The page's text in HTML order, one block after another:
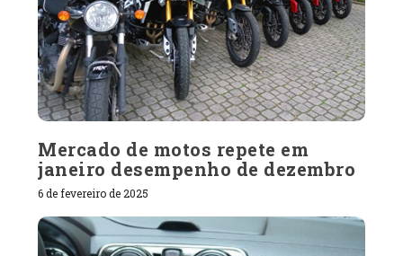
Mercado de motos repete em
janeiro desempenho de dezembro
6 de fevereiro de 2025